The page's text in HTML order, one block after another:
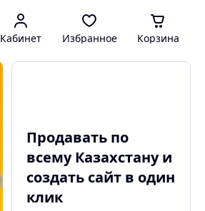
Кабинет Избранное Корзина
Продавать по
всему Казахстану и
создать сайтв один
клик